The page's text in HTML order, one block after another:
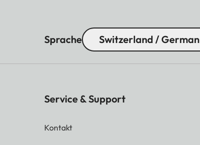
Sprache Switzerland / German
Service & Support
Kontakt